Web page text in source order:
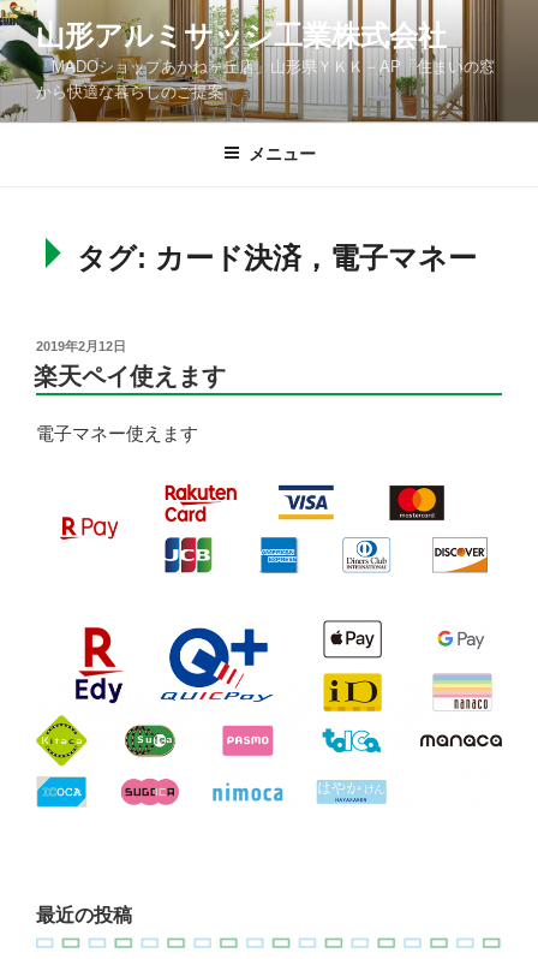
コ
ン
テ
ン
ツ
山形アルミサッシ工業株式会社
「MADOショップあかねヶ丘店」山形県ＹＫＫ－AP「住まいの窓
から快適な暮らしのご提案
メニュー
タグ: カード決済，電子マネー
投
稿
日:
2019年2月12日
楽天ペイ使えます
電子マネー使えます
最近の投稿